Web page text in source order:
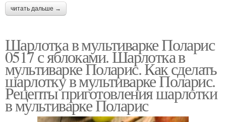
читать дальше →
Шарлотка в мультиварке Поларис
0517 с яблоками. Шарлотка в
мультиварке Поларис. Как сделать
шарлотку в мультиварке Поларис.
Рецепты приготовления шарлотки
в мультиварке Поларис